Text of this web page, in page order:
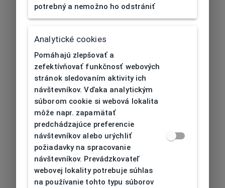
404| Nenájdené
potrebný a nemožno ho odstrániť
Analytické cookies
Pomáhajú zlepšovať a
zefektívňovať funkčnosť webových
stránok sledovaním aktivity ich
návštevníkov. Vďaka analytickým
súborom cookie si webová lokalita
môže napr. zapamätať
predchádzajúce preferencie
návštevníkov alebo urýchliť
požiadavky na spracovanie
návštevníkov. Prevádzkovateľ
webovej lokality potrebuje súhlas
na používanie tohto typu súborov